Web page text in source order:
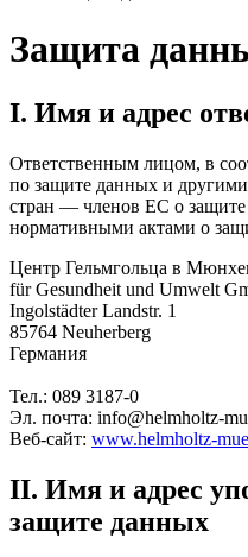
Защита
I. Имя и адрес
Ответственным лицом, в
по защите данных и
стран — членов ЕС о
нормативными актами о
Центр Гельмгольца в
für Gesundheit und Umwelt
Ingolstädter Landstr. 1
85764 Neuherberg
Германия
Тел.: 089 3187-0
Эл. почта: info@helmholtz-
Веб-сайт: www.helmholtz-
II. Имя и адрес
защите данных